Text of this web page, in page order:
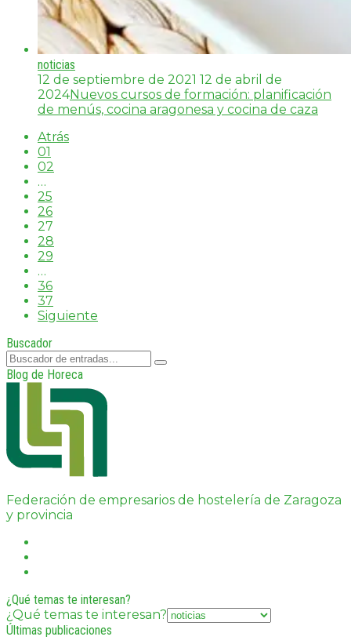
noticias
12 de septiembre de 2021 12 de abril de
2024Nuevos cursos de formación: planificación
de menús, cocina aragonesa y cocina de caza
Atrás
01
02
…
25
26
27
28
29
…
36
37
Siguiente
Buscador
Blog de Horeca
Federación de empresarios de hostelería de Zaragoza
y provincia
¿Qué temas te interesan?
¿Qué temas te interesan?
Últimas publicaciones